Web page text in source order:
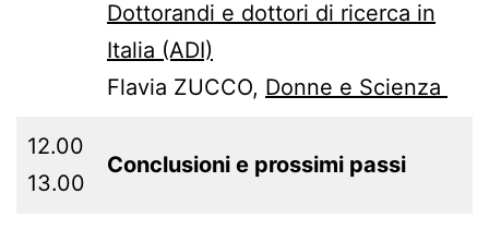
Dottorandi e dottori di ricerca in
Italia (ADI)
Flavia ZUCCO, Donne e Scienza
12.00
13.00
Conclusioni e prossimi passi